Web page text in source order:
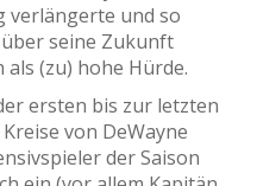
verlängerte und so
seine Zukunft
(zu) hohe Hürde.
ersten bis zur letzten
von DeWayne
der Saison